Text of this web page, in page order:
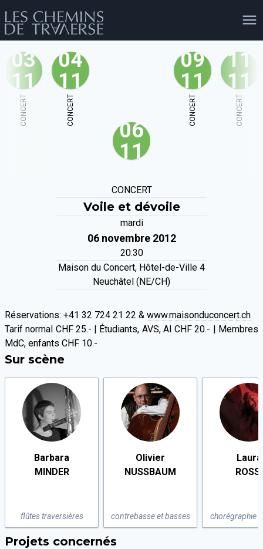
agenda personnes shop
facebook
03
11
CONCERT
04
11
CONCERT
06
11
09
11
CONCERT
11
11
CONCERT
CONCERT
Voile et dévoile
mardi
06 novembre 2012
20:30
Maison du Concert, Hôtel-de-Ville 4
Neuchâtel (NE/CH)
Réservations: +41 32 724 21 22 & www.maisonduconcert.ch
Tarif normal CHF 25.- | Étudiants, AVS, AI CHF 20.- | Membres
MdC, enfants CHF 10.-
Sur scène
Barbara
MINDER
flûtes traversières
Olivier
NUSSBAUM
contrebasse et basses
Laura
ROSSI
chorégraphie
Projets concernés